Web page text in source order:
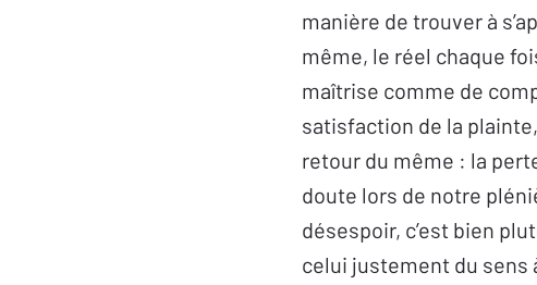
manière de trouver à
même, le réel chaque
maîtrise comme de
satisfaction de la
retour du même : la
doute lors de notre
désespoir, c’est bien
celui justement du sens